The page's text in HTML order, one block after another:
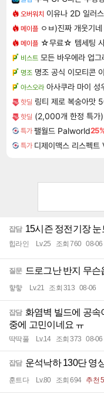
오버워치 이유나 2D 일러
메이플 ㅇㅂ)진짜 개웃기네
메이플 ☆무료☆ 템세팅 사
비스트 모든 바우에라 업
명조 명조 공식 이모티콘
아스오라 아사쿠라 마이 성
핫딜 링티 제로 복숭아맛
핫딜 (2,000개 한정 특가
특가 팰월드 Palworld
특가
잡담 15시즌 정전기장
힙라인 Lv.25 조회 760 08-06
질문 드로그난 반지 무
햫햫 Lv.21 조회 313 08-06
잡담 화염벽 빌드에 공속
중에 고민이네요 ㅠ
딱딱풀 Lv.14 조회 373 08-06
잡담 운석낙하 130단 영
훈트다 Lv.80 조회 694 추천 5